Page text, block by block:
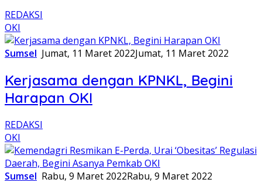
REDAKSI
OKI
Sumsel Jumat, 11 Maret 2022Jumat, 11 Maret 2022
Kerjasama dengan KPNKL, Begini
Harapan OKI
REDAKSI
OKI
Sumsel Rabu, 9 Maret 2022Rabu, 9 Maret 2022